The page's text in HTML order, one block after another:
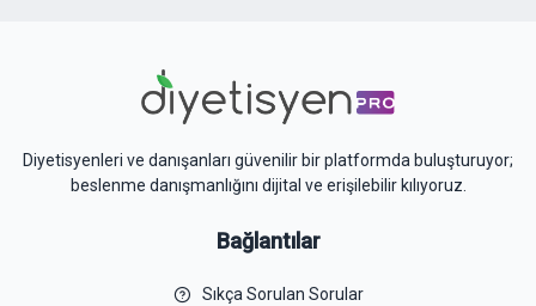
Diyetisyenleri ve danışanları güvenilir bir platformda buluşturuyor;
beslenme danışmanlığını dijital ve erişilebilir kılıyoruz.
Bağlantılar
Sıkça Sorulan Sorular